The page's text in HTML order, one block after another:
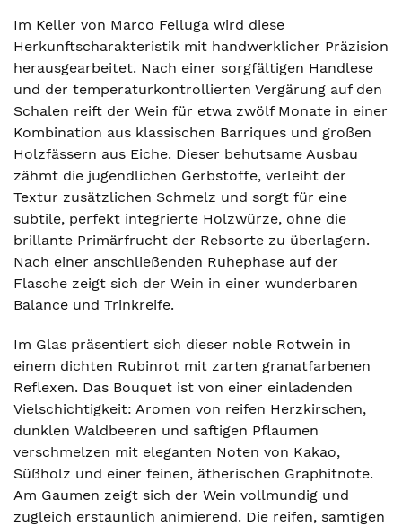
Im Keller von Marco Felluga wird diese
Herkunftscharakteristik mit handwerklicher Präzision
herausgearbeitet. Nach einer sorgfältigen Handlese
und der temperaturkontrollierten Vergärung auf den
Schalen reift der Wein für etwa zwölf Monate in einer
Kombination aus klassischen Barriques und großen
Holzfässern aus Eiche. Dieser behutsame Ausbau
zähmt die jugendlichen Gerbstoffe, verleiht der
Textur zusätzlichen Schmelz und sorgt für eine
subtile, perfekt integrierte Holzwürze, ohne die
brillante Primärfrucht der Rebsorte zu überlagern.
Nach einer anschließenden Ruhephase auf der
Flasche zeigt sich der Wein in einer wunderbaren
Balance und Trinkreife.
Im Glas präsentiert sich dieser noble Rotwein in
einem dichten Rubinrot mit zarten granatfarbenen
Reflexen. Das Bouquet ist von einer einladenden
Vielschichtigkeit: Aromen von reifen Herzkirschen,
dunklen Waldbeeren und saftigen Pflaumen
verschmelzen mit eleganten Noten von Kakao,
Süßholz und einer feinen, ätherischen Graphitnote.
Am Gaumen zeigt sich der Wein vollmundig und
zugleich erstaunlich animierend. Die reifen, samtigen